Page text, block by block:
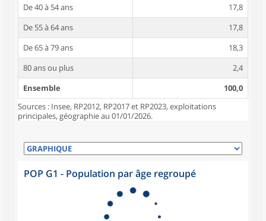
De 40 à 54 ans
17,8
De 55 à 64 ans
17,8
De 65 à 79 ans
18,3
80 ans ou plus
2,4
Ensemble
100,0
Sources : Insee, RP2012, RP2017 et RP2023, exploitations
principales, géographie au 01/01/2026.
POP G1 - Population par âge regroupé